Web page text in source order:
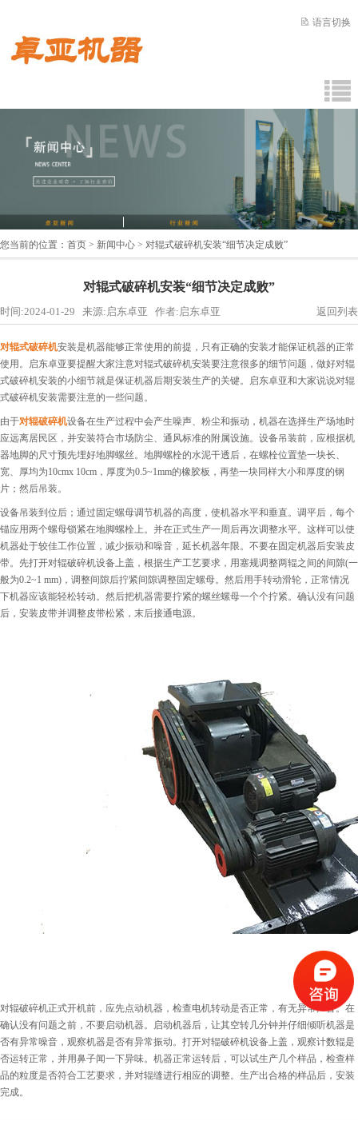
语言切换
您当前的位置： 首页 > 新闻中心 > 对辊式破碎机安装“细节决定成败”
对辊式破碎机安装“细节决定成败”
时间:2024-01-29 来源:启东卓亚 作者:启东卓亚 返回列表
对辊式破碎机安装是机器能够正常使用的前提，只有正确的安装才能保证机器的正常
使用。启东卓亚要提醒大家注意对辊式破碎机安装要注意很多的细节问题，做好对辊
式破碎机安装的小细节就是保证机器后期安装生产的关键。启东卓亚和大家说说对辊
式破碎机安装需要注意的一些问题。
由于对辊破碎机设备在生产过程中会产生噪声、粉尘和振动，机器在选择生产场地时
应远离居民区，并安装符合市场防尘、通风标准的附属设施。设备吊装前，应根据机
器地脚的尺寸预先埋好地脚螺丝。地脚螺栓的水泥干透后，在螺栓位置垫一块长、
宽、厚均为10cmx 10cm，厚度为0.5~1mm的橡胶板，再垫一块同样大小和厚度的钢
片；然后吊装。
设备吊装到位后；通过固定螺母调节机器的高度，使机器水平和垂直。调平后，每个
锚应用两个螺母锁紧在地脚螺栓上。并在正式生产一周后再次调整水平。这样可以使
机器处于较佳工作位置，减少振动和噪音，延长机器年限。不要在固定机器后安装皮
带。先打开对辊破碎机设备上盖，根据生产工艺要求，用塞规调整两辊之间的间隙(一
般为0.2~1 mm)，调整间隙后拧紧间隙调整固定螺母。然后用手转动滑轮，正常情况
下机器应该能轻松转动。然后把机器需要拧紧的螺丝螺母一个个拧紧。确认没有问题
后，安装皮带并调整皮带松紧，末后接通电源。
对辊破碎机正式开机前，应先点动机器，检查电机转动是否正常，有无异常声音。在
确认没有问题之前，不要启动机器。启动机器后，让其空转几分钟并仔细倾听机器是
否有异常噪音，观察机器是否有异常振动。打开对辊破碎机设备上盖，观察计数辊是
否运转正常，并用鼻子闻一下异味。机器正常运转后，可以试生产几个样品，检查样
品的粒度是否符合工艺要求，并对辊缝进行相应的调整。生产出合格的样品后，安装
完成。